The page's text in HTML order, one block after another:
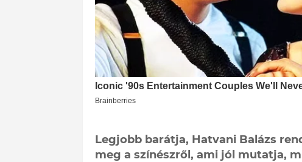
Legjobb barátja, Hatvani Balázs
meg a színészről, ami jól mutatja,